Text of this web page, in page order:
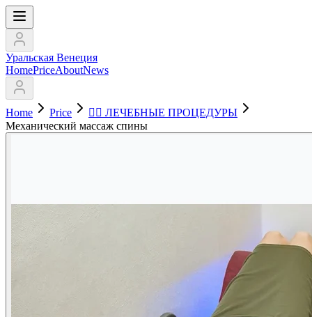
Уральская Венеция
HomePriceAboutNews
Home Price
💆‍♂️ ЛЕЧЕБНЫЕ ПРОЦЕДУРЫ
Механический массаж спины